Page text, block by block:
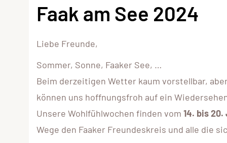
Faak am See 2024
Liebe Freunde,
Sommer, Sonne, Faaker See, …
Beim derzeitigen Wetter kaum vorstellbar,
können uns hoffnungsfroh auf ein
Unsere Wohlfühlwochen finden vom 14. bis 20.
Wege den Faaker Freundeskreis und alle die